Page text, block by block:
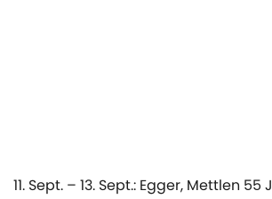
11. Sept. – 13. Sept.: Egger, Mettlen